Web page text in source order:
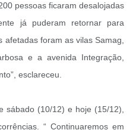
pessoas ficaram desalojadas
já puderam retornar para
foram as vilas Samag,
e a avenida Integração,
esclareceu.
sábado (10/12) e hoje (15/12),
“ Continuaremos em